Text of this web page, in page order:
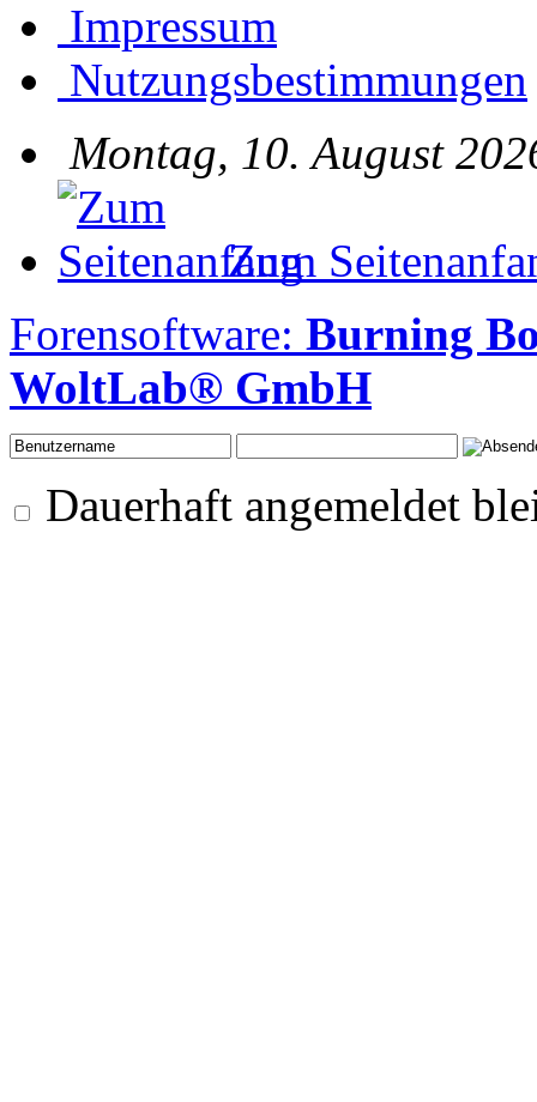
Impressum
Nutzungsbestimmungen
Montag, 10. August
Zum
Forensoftware: Burning
WoltLab® GmbH
Dauerhaft angemeldet